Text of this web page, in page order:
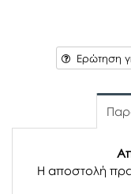
Ερώτηση
Η αποστολή